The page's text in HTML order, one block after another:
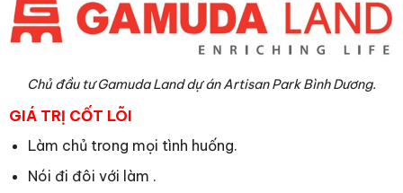
Chủ đầu tư Gamuda Land dự án Artisan Park Bình Dương.
GIÁ TRỊ CỐT LÕI
Làm chủ trong mọi tình huống.
Nói đi đôi với làm .